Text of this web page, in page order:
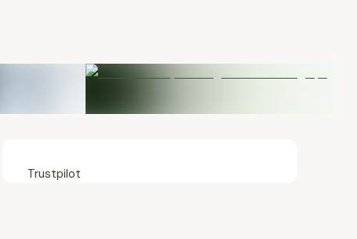
Trustpilot